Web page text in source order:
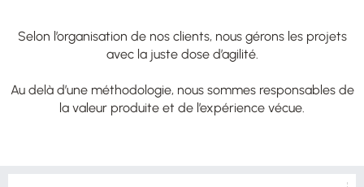
Selon l’organisation de nos clients, nous gérons les projets
avec la juste dose d’agilité.
Au delà d’une méthodologie, nous sommes responsables de
la valeur produite et de l’expérience vécue.